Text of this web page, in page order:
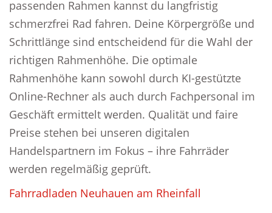
passenden Rahmen kannst du langfristig
schmerzfrei Rad fahren. Deine Körpergröße und
Schrittlänge sind entscheidend für die Wahl der
richtigen Rahmenhöhe. Die optimale
Rahmenhöhe kann sowohl durch KI-gestützte
Online-Rechner als auch durch Fachpersonal im
Geschäft ermittelt werden. Qualität und faire
Preise stehen bei unseren digitalen
Handelspartnern im Fokus – ihre Fahrräder
werden regelmäßig geprüft.
Fahrradladen Neuhauen am Rheinfall